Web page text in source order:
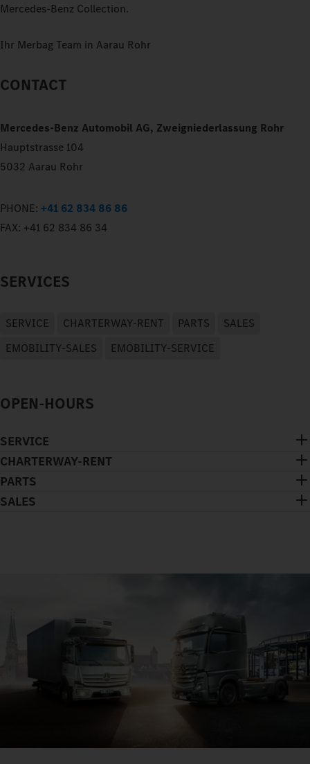
Mercedes‑Benz Collection.
Ihr Merbag Team in Aarau Rohr
CONTACT
Mercedes-Benz Automobil AG, Zweigniederlassung Rohr
Hauptstrasse 104
5032 Aarau Rohr
PHONE: +41 62 834 86 86
FAX: +41 62 834 86 34
SERVICES
SERVICE CHARTERWAY-RENT PARTS
SALES
EMOBILITY-SALES
EMOBILITY-SERVICE
OPEN-HOURS
SERVICE
CHARTERWAY-RENT
PARTS
SALES